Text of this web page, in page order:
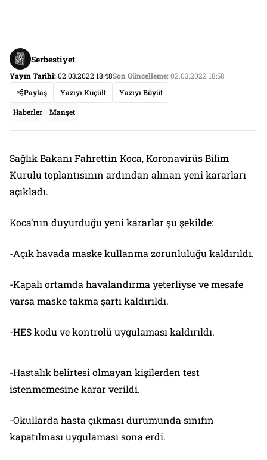
Serbestiyet
Yayın Tarihi:02.03.2022 18:48Son Güncelleme:02.03.2022 18:58
Paylaş
Yazıyı Küçült Yazıyı Büyüt
Haberler Manşet
Sağlık Bakanı Fahrettin Koca, Koronavirüs Bilim
Kurulu toplantısının ardından alınan yeni kararları
açıkladı.
Koca’nın duyurduğu yeni kararlar şu şekilde:
-Açık havada maske kullanma zorunluluğu kaldırıldı.
-Kapalı ortamda havalandırma yeterliyse ve mesafe
varsa maske takma şartı kaldırıldı.
-HES kodu ve kontrolü uygulaması kaldırıldı.
-Hastalık belirtesi olmayan kişilerden test
istenmemesine karar verildi.
-Okullarda hasta çıkması durumunda sınıfın
kapatılması uygulaması sona erdi.